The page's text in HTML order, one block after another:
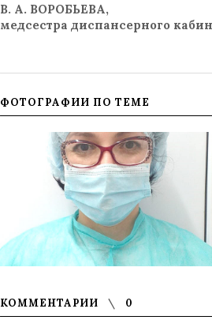
В. А. ВОРОБЬЕВА,
медсестра диспансерного
ФОТОГРАФИИ ПО ТЕМЕ
КОММЕНТАРИИ 0